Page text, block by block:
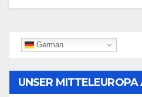
German
UNSER